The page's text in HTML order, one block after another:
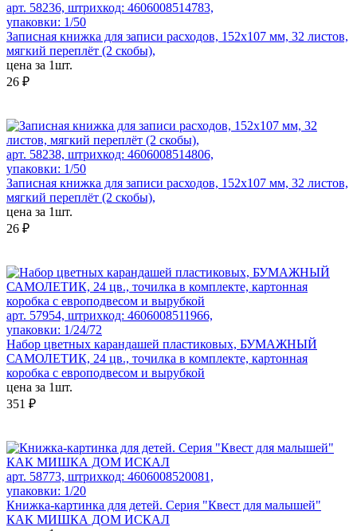
арт. 58236, штрихкод: 4606008514783,
упаковки: 1/50
Записная книжка для записи расходов, 152х107 мм, 32 листов,
мягкий переплёт (2 скобы),
цена за 1шт.
26 ₽
арт. 58238, штрихкод: 4606008514806,
упаковки: 1/50
Записная книжка для записи расходов, 152х107 мм, 32 листов,
мягкий переплёт (2 скобы),
цена за 1шт.
26 ₽
арт. 57954, штрихкод: 4606008511966,
упаковки: 1/24/72
Набор цветных карандашей пластиковых, БУМАЖНЫЙ
САМОЛЕТИК, 24 цв., точилка в комплекте, картонная
коробка с европодвесом и вырубкой
цена за 1шт.
351 ₽
арт. 58773, штрихкод: 4606008520081,
упаковки: 1/20
Книжка-картинка для детей. Серия "Квест для малышей"
КАК МИШКА ДОМ ИСКАЛ